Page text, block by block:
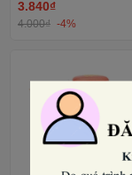
3.840₫
4.000₫ -4%